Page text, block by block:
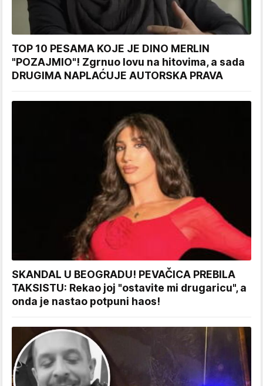
TOP 10 PESAMA KOJE JE DINO MERLIN
"POZAJMIO"! Zgrnuo lovu na hitovima, a sada
DRUGIMA NAPLAĆUJE AUTORSKA PRAVA
SKANDAL U BEOGRADU! PEVAČICA PREBILA
TAKSISTU: Rekao joj "ostavite mi drugaricu", a
onda je nastao potpuni haos!